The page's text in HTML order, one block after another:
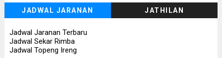
📅 Besok (7/8) 📅 Besok (7/8)
JADWAL JARANAN JATHILAN
Jadwal Jaranan Terbaru
Jadwal Sekar Rimba
Jadwal Topeng Ireng